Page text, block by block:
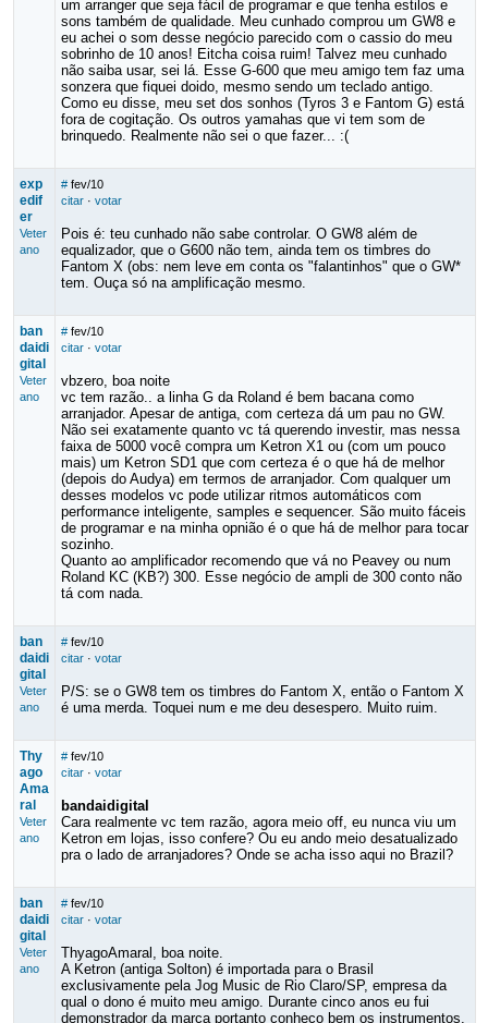
um arranger que seja fácil de programar e que tenha estilos e
sons também de qualidade. Meu cunhado comprou um GW8 e
eu achei o som desse negócio parecido com o cassio do meu
sobrinho de 10 anos! Eitcha coisa ruim! Talvez meu cunhado
não saiba usar, sei lá. Esse G-600 que meu amigo tem faz uma
sonzera que fiquei doido, mesmo sendo um teclado antigo.
Como eu disse, meu set dos sonhos (Tyros 3 e Fantom G) está
fora de cogitação. Os outros yamahas que vi tem som de
brinquedo. Realmente não sei o que fazer... :(
exp
edif
er
Veter
ano
# fev/10
citar· votar
Pois é: teu cunhado não sabe controlar. O GW8 além de
equalizador, que o G600 não tem, ainda tem os timbres do
Fantom X (obs: nem leve em conta os "falantinhos" que o GW*
tem. Ouça só na amplificação mesmo.
ban
daidi
gital
Veter
ano
# fev/10
citar· votar
vbzero, boa noite
vc tem razão.. a linha G da Roland é bem bacana como
arranjador. Apesar de antiga, com certeza dá um pau no GW.
Não sei exatamente quanto vc tá querendo investir, mas nessa
faixa de 5000 você compra um Ketron X1 ou (com um pouco
mais) um Ketron SD1 que com certeza é o que há de melhor
(depois do Audya) em termos de arranjador. Com qualquer um
desses modelos vc pode utilizar ritmos automáticos com
performance inteligente, samples e sequencer. São muito fáceis
de programar e na minha opnião é o que há de melhor para tocar
sozinho.
Quanto ao amplificador recomendo que vá no Peavey ou num
Roland KC (KB?) 300. Esse negócio de ampli de 300 conto não
tá com nada.
ban
daidi
gital
Veter
ano
# fev/10
citar· votar
P/S: se o GW8 tem os timbres do Fantom X, então o Fantom X
é uma merda. Toquei num e me deu desespero. Muito ruim.
Thy
ago
Ama
ral
Veter
ano
# fev/10
citar· votar
bandaidigital
Cara realmente vc tem razão, agora meio off, eu nunca viu um
Ketron em lojas, isso confere? Ou eu ando meio desatualizado
pra o lado de arranjadores? Onde se acha isso aqui no Brazil?
ban
daidi
gital
Veter
ano
# fev/10
citar· votar
ThyagoAmaral, boa noite.
A Ketron (antiga Solton) é importada para o Brasil
exclusivamente pela Jog Music de Rio Claro/SP, empresa da
qual o dono é muito meu amigo. Durante cinco anos eu fui
demonstrador da marca portanto conheço bem os instrumentos.